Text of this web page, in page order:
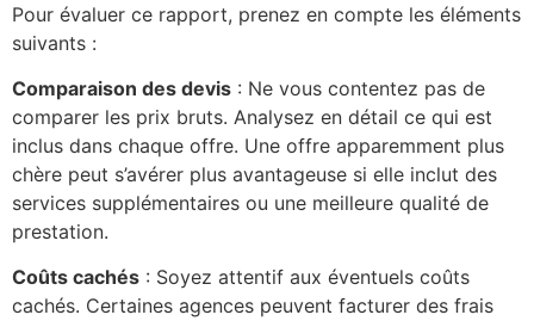
Pour évaluer ce rapport, prenez en compte les éléments
suivants :
Comparaison des devis : Ne vous contentez pas de
comparer les prix bruts. Analysez en détail ce qui est
inclus dans chaque offre. Une offre apparemment plus
chère peut s’avérer plus avantageuse si elle inclut des
services supplémentaires ou une meilleure qualité de
prestation.
Coûts cachés : Soyez attentif aux éventuels coûts
cachés. Certaines agences peuvent facturer des frais